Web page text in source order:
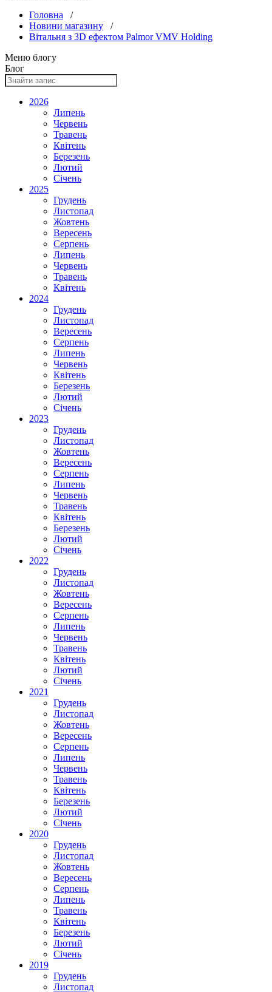
Головна /
Новини магазину /
Вітальня з 3D ефектом Palmor VMV Holding
Меню блогу
Блог
2026
Липень
Червень
Травень
Квітень
Березень
Лютий
Січень
2025
Грудень
Листопад
Жовтень
Вересень
Серпень
Липень
Червень
Травень
Квітень
2024
Грудень
Листопад
Вересень
Серпень
Липень
Червень
Квітень
Березень
Лютий
Січень
2023
Грудень
Листопад
Жовтень
Вересень
Серпень
Липень
Червень
Травень
Квітень
Березень
Лютий
Січень
2022
Грудень
Листопад
Жовтень
Вересень
Серпень
Липень
Червень
Травень
Квітень
Лютий
Січень
2021
Грудень
Листопад
Жовтень
Вересень
Серпень
Липень
Червень
Травень
Квітень
Березень
Лютий
Січень
2020
Грудень
Листопад
Жовтень
Вересень
Серпень
Липень
Травень
Квітень
Березень
Лютий
Січень
2019
Грудень
Листопад